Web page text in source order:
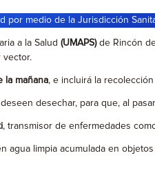
por medio de la Jurisdicción
a la Salud (UMAPS)de Rincón
vector.
la mañana, e incluirá la
desechar, para que, al
, transmisor de enfermedades
limpia acumulada en